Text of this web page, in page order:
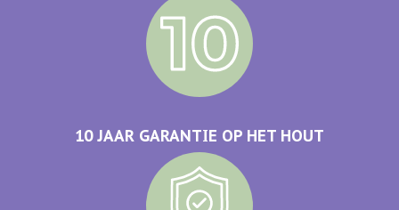
10 JAAR GARANTIE OP HET HOUT